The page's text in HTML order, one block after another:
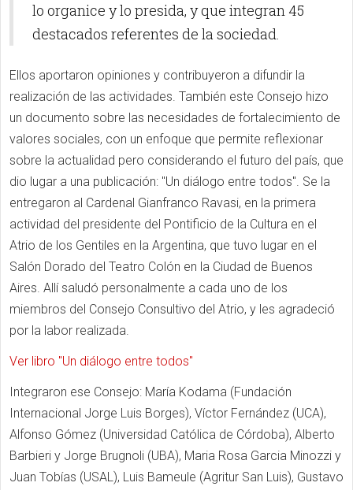
lo organice y lo presida, y que integran 45
destacados referentes de la sociedad.
Ellos aportaron opiniones y contribuyeron a difundir la
realización de las actividades. También este Consejo hizo
un documento sobre las necesidades de fortalecimiento de
valores sociales, con un enfoque que permite reflexionar
sobre la actualidad pero considerando el futuro del país, que
dio lugar a una publicación: "Un diálogo entre todos". Se la
entregaron al Cardenal Gianfranco Ravasi, en la primera
actividad del presidente del Pontificio de la Cultura en el
Atrio de los Gentiles en la Argentina, que tuvo lugar en el
Salón Dorado del Teatro Colón en la Ciudad de Buenos
Aires. Allí saludó personalmente a cada uno de los
miembros del Consejo Consultivo del Atrio, y les agradeció
por la labor realizada.
Ver libro "Un diálogo entre todos"
Integraron ese Consejo: María Kodama (Fundación
Internacional Jorge Luis Borges), Víctor Fernández (UCA),
Alfonso Gómez (Universidad Católica de Córdoba), Alberto
Barbieri y Jorge Brugnoli (UBA), Maria Rosa Garcia Minozzi y
Juan Tobías (USAL), Luis Bameule (Agritur San Luis), Gustavo